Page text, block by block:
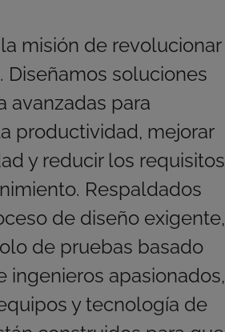
misión de revolucionar
Diseñamos soluciones
avanzadas para
productividad, mejorar
y reducir los requisitos
Respaldados
de diseño exigente,
de pruebas basado
ingenieros apasionados,
y tecnología de